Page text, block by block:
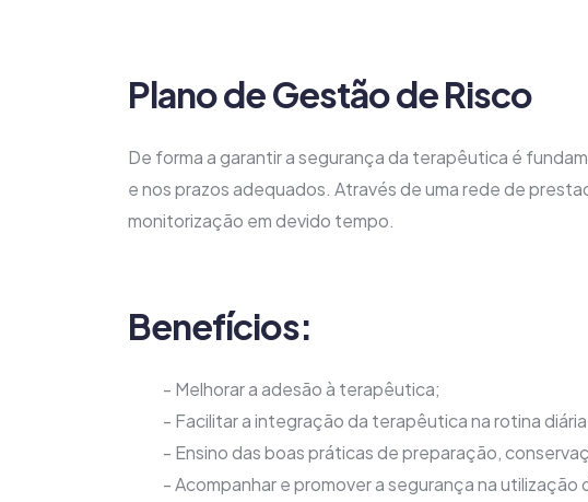
Plano de Gestão de Risco
De forma a garantir a segurança da terapêutica é
e nos prazos adequados. Através de uma rede de
monitorização em devido tempo.
Benefícios:
- Melhorar a adesão à terapêutica;
- Facilitar a integração da terapêutica na rotina
- Ensino das boas práticas de preparação,
- Acompanhar e promover a segurança na utilização